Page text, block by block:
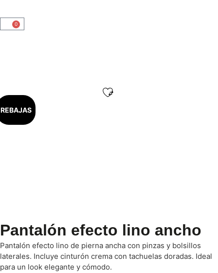
0
REBAJAS
Pantalón efecto lino ancho
Pantalón efecto lino de pierna ancha con pinzas y bolsillos
laterales. Incluye cinturón crema con tachuelas doradas. Ideal
para un look elegante y cómodo.